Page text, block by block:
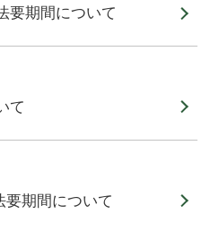
要期間について
て
要期間について